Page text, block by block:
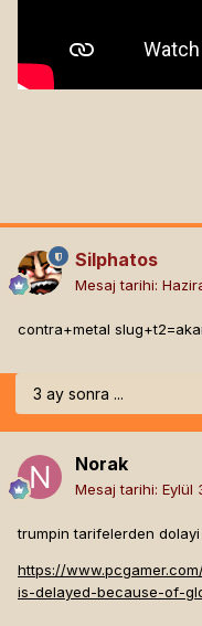
Silphatos
Mesaj tarihi:
contra+metal
3 ay sonra ...
Norak
Mesaj tarihi: Eylül
trumpin tarifelerden
https://
is-delayed-because-of-